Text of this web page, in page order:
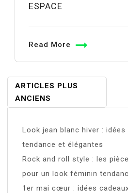
ESPACE
Read More
Navigation
Des
ARTICLES PLUS
ANCIENS
Look jean blanc hiver : idées
tendance et élégantes
Rock and roll style : les
pour un look féminin
1er mai cœur : idées